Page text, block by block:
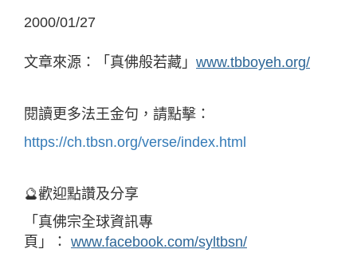
2000/01/27
文章來源：「真佛般若藏」 www.tbboyeh.org/
閱讀更多法王金句，請點擊：
https://ch.tbsn.org/verse/index.html
🔮歡迎點讚及分享
「真佛宗全球資訊專
頁」： www.facebook.com/syltbsn/